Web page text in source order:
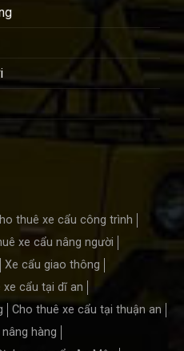
thuê xe cẩu công trình
xe cẩu nâng người
Xe cẩu giao thông
xe cẩu tại dĩ an
Cho thuê xe cẩu tại thuận an
hàng